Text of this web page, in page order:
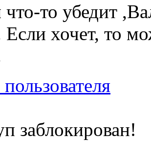
то убедит
хочет, то
заблокирован!